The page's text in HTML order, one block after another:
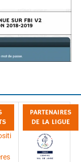
PARTENAIRES
DE LA LIGUE